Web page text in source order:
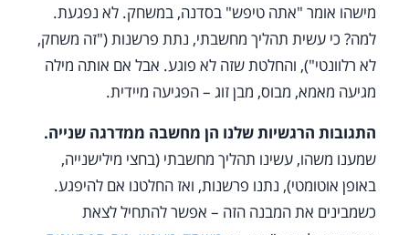
מישהו אומר "אתה טיפש" בסדנה, במשחק. לא נפגעת.
למה? כי עשית תהליך מחשבתי, נתת פרשנות ("זה משחק,
לא רלוונטי"), והחלטת שזה לא פוגע. אבל אם אותה מילה
מגיעה מאמא, מבוס, מבן זוג – הפגיעה מיידית.
התגובות הרגשיות שלנו הן מחשבה ממדרגה שנייה.
שמענו משהו, עשינו תהליך מחשבתי (בחצי מילישנייה,
באופן אוטומטי), נתנו פרשנות, ואז החלטנו אם להיפגע.
כשמבינים את המבנה הזה – אפשר להתחיל לצאת